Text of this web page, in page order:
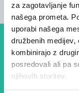
za zagotavljanje
našega prometa.
uporabi našega
družbenih medijev,
kombinirajo z
posredovali ali pa
njihovih storitev.
Dogodki,
evropske
–